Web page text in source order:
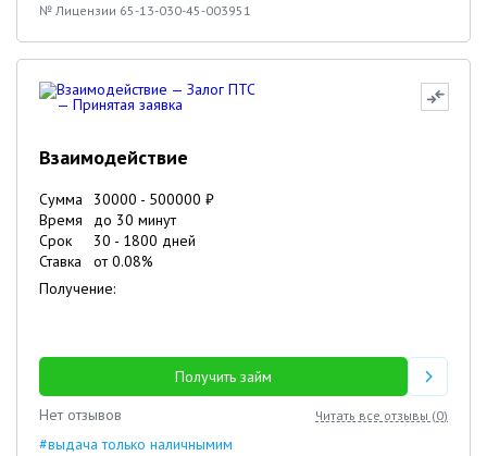
№ Лицензии 65-13-030-45-003951
Взаимодействие
Сумма 30000 - 500000 ₽
Время
до 30 минут
Срок
30 - 1800 дней
Ставка
от0.08%
Получение:
Получить займ
Нет отзывов
Читать все отзывы (0)
#выдача только наличнымим